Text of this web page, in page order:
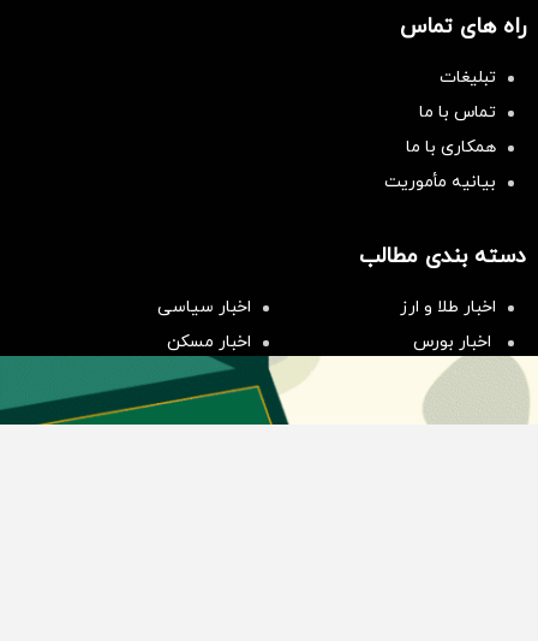
سرمایه گذاری
راه های تماس
تبلیغات
تماس با ما
همکاری با ما
بیانیه مأموریت
دسته بندی مطالب
اخبار طلا و ارز
اخبار سیاسی
اخبار بورس
اخبار مسکن
اخبار خودرو
اخبار تکنولوژی
اخبار تولید و تجارت
اخبار اجتماعی